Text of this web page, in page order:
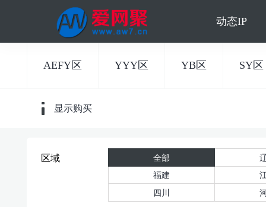
动态IP
AEFY区 YYY区 YB区 SY区
显示购买
区域 全部
福建
四川